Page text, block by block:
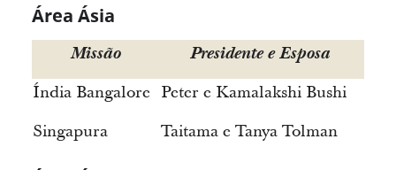
Área Ásia
Missão
Presidente e Esposa
Índia Bangalore Peter e Kamalakshi Bushi
Singapura
Taitama e Tanya Tolman